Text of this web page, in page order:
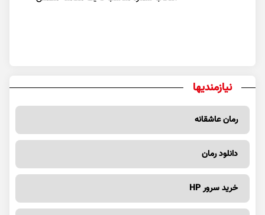
نیازمندیها
رمان عاشقانه
دانلود رمان
خرید سرور HP